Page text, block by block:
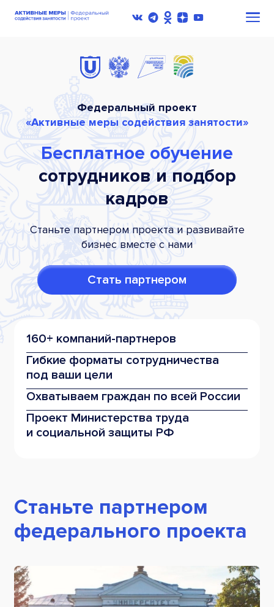
Федеральный проект
«Активные меры содействия занятости»
Бесплатное обучение
сотрудников и подбор
кадров
Станьте партнером проекта и развивайте
бизнес вместе с нами
Стать партнером
160+ компаний-партнеров
Гибкие форматы сотрудничества
под ваши цели
Охватываем граждан по всей России
Проект Министерства труда
и социальной защиты РФ
Станьте партнером
федерального проекта